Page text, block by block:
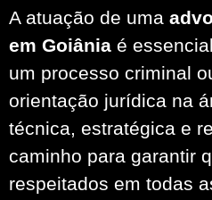
A atuação de uma
em Goiânia é
um processo criminal
orientação jurídica na
técnica, estratégica e
caminho para garantir
respeitados em todas